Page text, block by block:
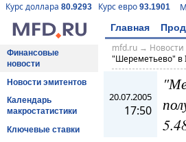
Курс доллара 80.9293 Курс евро 93.1901
Главная
Финансовые
новости
Новости эмитентов
Календарь
макростатистики
Ключевые ставки
mfd.ru→ Новости
"Шереметьево" в I
20.07.2005
17:50